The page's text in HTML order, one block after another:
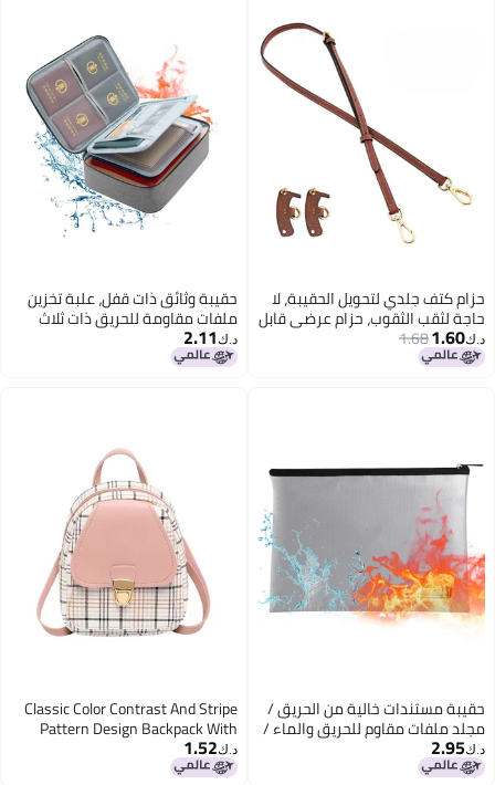
حزام كتف جلدي لتحويل الحقيبة، لا
حاجة لثقب الثقوب، حزام عرضي قابل
للتعديل
د.ك‏1.60
1.68
حقيبة وثائق ذات قفل، علبة تخزين
ملفات مقاومة للحريق ذات ثلاث
طبقات ومستدرج مقاوم للماء،
حقيبة آمنة للوثائق محمولة
د.ك‏2.11
حقيبة مستندات خالية من الحريق /
مجلد ملفات مقاوم للحريق والماء /
حقيبة نقود / كيس تخزين آمن /
حامل منظم مغلق بفرشاة مخصصة
د.ك‏2.95
Classic Color Contrast And Stripe
Pattern Design Backpack With
Golden Metal Lock, Women's Daily
Backpack For Hanging Out And
د.ك‏1.52